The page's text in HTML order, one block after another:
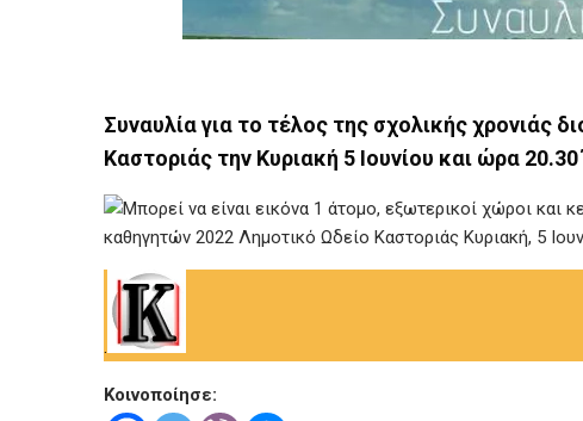
Συναυλία για το τέλος της σχολικής χρονιάς
Καστοριάς την Κυριακή 5 Ιουνίου και ώρα
.
Κοινοποίησε: